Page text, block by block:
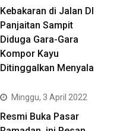
Kebakaran di Jalan DI
Panjaitan Sampit
Diduga Gara-Gara
Kompor Kayu
Ditinggalkan Menyala
Minggu, 3 April 2022
Resmi Buka Pasar